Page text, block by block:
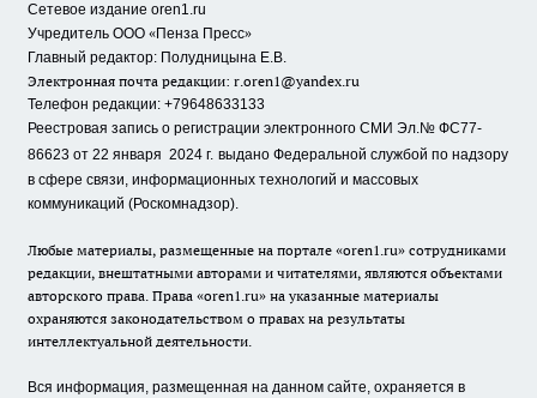
Сетевое издание oren1.ru
Учредитель ООО «Пенза Пресс»
Главный редактор: Полудницына Е.В.
Электронная почта редакции: r.oren1@yandex.ru
Телефон редакции: +79648633133
Реестровая запись о регистрации электронного СМИ Эл.№ ФС77-
86623 от 22 января 2024 г. выдано Федеральной службой по надзору
в сфере связи, информационных технологий и массовых
коммуникаций (Роскомнадзор).
Любые материалы, размещенные на портале «oren1.ru» сотрудниками
редакции, внештатными авторами и читателями, являются объектами
авторского права. Права «oren1.ru» на указанные материалы
охраняются законодательством о правах на результаты
интеллектуальной деятельности.
Вся информация, размещенная на данном сайте, охраняется в